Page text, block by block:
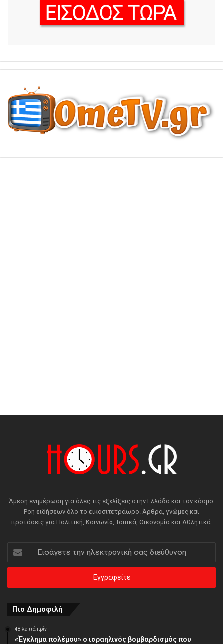
Άμεση ενημέρωση για όλες τις εξελίξεις στην Ελλάδα και τον κόσμο.
Ροή ειδήσεων όλο το εικοσιτετράωρο. Άρθρα, γνώμες και
προτάσεις για Πολιτική, Κοινωνία, Τοπικά, Οικονομία και Αθλητικά.
Εισάγετε
την
ηλεκτρονική
διεύθυνση
Πιο Δημοφιλή
48 λεπτά πρίν
«Έγκλημα πολέμου» ο ισραηλινός βομβαρδισμός που